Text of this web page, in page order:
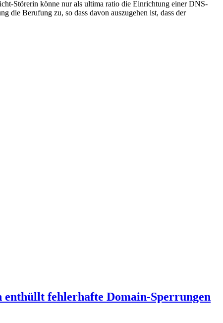
Störerin könne nur als ultima ratio die Einrichtung einer DNS-
die Berufung zu, so dass davon auszugehen ist, dass der
fehlerhafte Domain-Sperrungen